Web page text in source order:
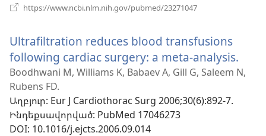
https://www.ncbi.nlm.nih.gov/pubmed/23271047
պատուհան)
Ultrafiltration reduces blood transfusions
following cardiac surgery: a meta-analysis.
է
Boodhwani M, Williams K, Babaev A, Gill G, Saleem N,
Rubens FD.
Աղբյուր‎: Eur J Cardiothorac Surg 2006;30(6):892-7.
Ինդեքսավորված‎: PubMed 17046273
DOI‎: 10.1016/j.ejcts.2006.09.014